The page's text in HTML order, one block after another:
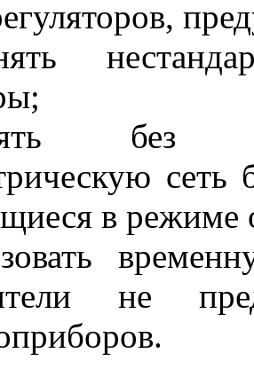
без
в режиме
не